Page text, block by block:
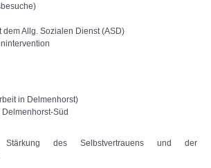
dem Allg. Sozialen Dienst (ASD)
in Delmenhorst)
Süd
Stärkung des Selbstvertrauens und der